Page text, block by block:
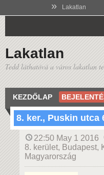
» Lakatlan
Lakatlan
Tedd láthatóvá a város lakatlan
KEZDŐLAP
8. ker., Puskin utca
22:50 May 1 2016
8. kerület, Budapest,
Magyarország